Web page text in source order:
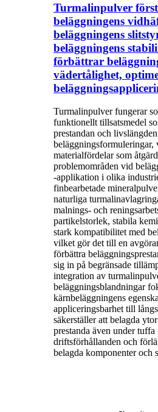
Turmalinpulver
beläggningens
beläggningens
beläggningens
förbättrar
vädertålighet,
Turmalinpulver fungerar
funktionellt tillsatsmedel
prestandan och
beläggningsformuleringar,
materialfördelar som
problemområden vid
-applikation i olika
finbearbetade
naturliga
malnings- och
partikelstorlek, stabila
stark kompatibilitet med
vilket gör det till en
förbättra
sig in på begränsade
integration av
beläggningsblandningar
kärnbeläggningens
appliceringsbarhet till
säkerställer att belagda
prestanda även under
driftsförhållanden och
belagda komponenter och